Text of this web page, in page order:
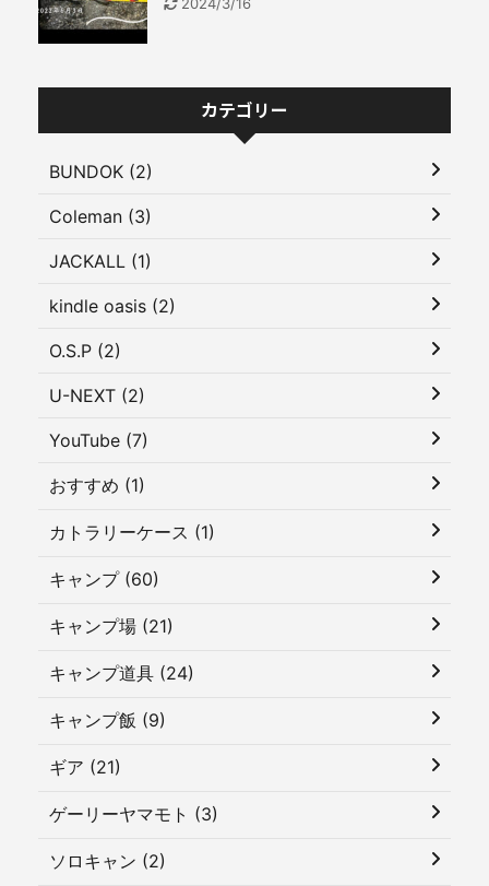
カテゴリー
BUNDOK (2)
Coleman (3)
JACKALL (1)
kindle oasis (2)
O.S.P (2)
U-NEXT (2)
YouTube (7)
おすすめ (1)
カトラリーケース (1)
キャンプ (60)
キャンプ場 (21)
キャンプ道具 (24)
キャンプ飯 (9)
ギア (21)
ゲーリーヤマモト (3)
ソロキャン (2)